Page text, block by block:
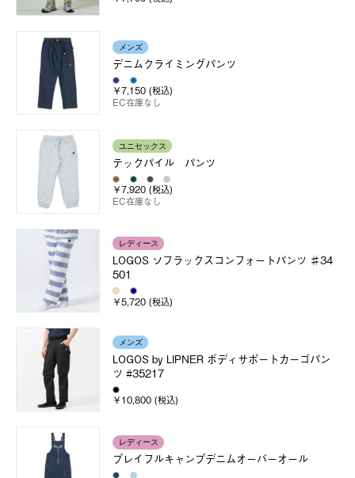
メンズ
デニムクライミングパンツ
￥7,150 (税込)
EC在庫なし
ユニセックス
テックパイル パンツ
￥7,920 (税込)
EC在庫なし
レディース
LOGOS ソフラックスコンフォートパンツ ♯34
501
￥5,720 (税込)
メンズ
LOGOS by LIPNER ボディサポートカーゴパン
ツ #35217
￥10,800 (税込)
レディース
プレイフルキャンプデニムオーバーオール